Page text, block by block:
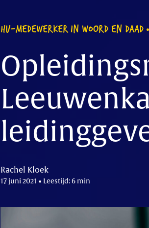
HU-MEDEWERKER IN WOORD EN DAAD
Rachel Kloek
17 juni 2021 • Leestijd: 6 min